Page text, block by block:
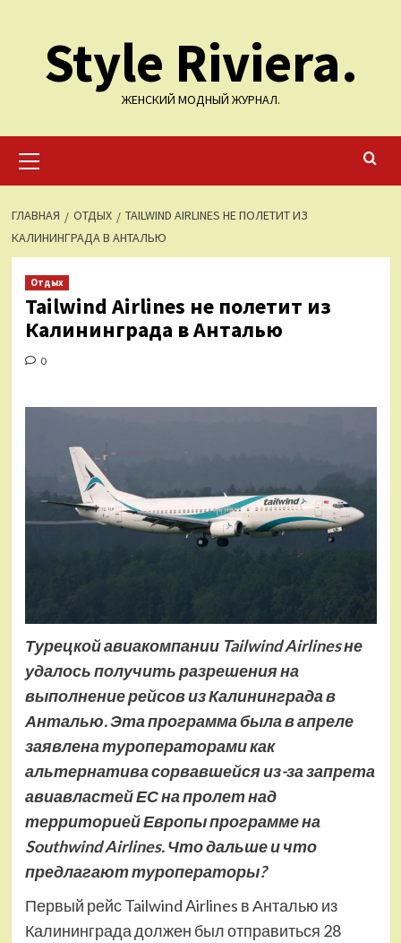
содержимомуStyle Riviera.
ЖЕНСКИЙ МОДНЫЙ ЖУРНАЛ.
меню
ГЛАВНАЯ ОТДЫХ
TAILWIND AIRLINES НЕ ПОЛЕТИТ ИЗ
КАЛИНИНГРАДА В АНТАЛЬЮ
Отдых
Tailwind Airlines не полетит из
Калининграда в Анталью
0
Турецкой авиакомпании TailwindAirlines не
удалось получить разрешения на
выполнение рейсов из Калининграда в
Анталью. Эта программа была в апреле
заявлена туроператорами как
альтернатива сорвавшейся из-за запрета
авиавластей ЕС на пролет над
территорией Европы программе на
SouthwindAirlines. Что дальше и что
предлагают туроператоры?
Первый рейс Tailwind Airlines в Анталью из
Калининграда должен был отправиться 28